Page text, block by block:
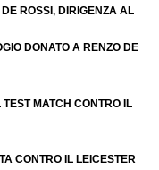
ROSSI, DIRIGENZA AL
DONATO A RENZO DE
MATCH CONTRO IL
CONTRO IL LEICESTER